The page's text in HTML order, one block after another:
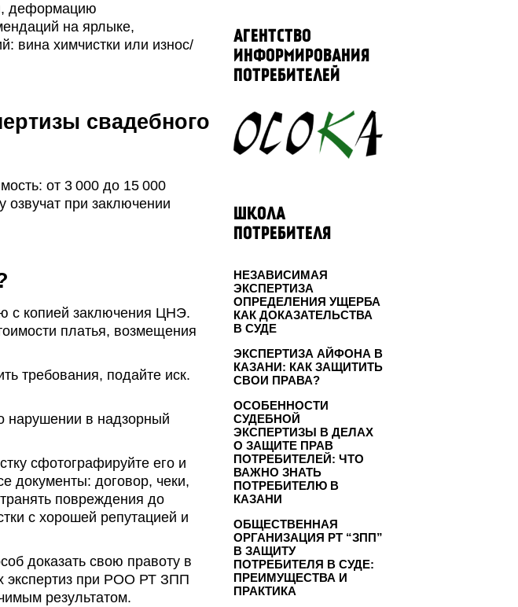
деформацию
на ярлыке,
вина химчистки или износ/
свадебного
от 3 000 до 15 000
озвучат при заключении
с копией заключения ЦНЭ.
платья, возмещения
требования, подайте иск.
нарушении в надзорный
сфотографируйте его и
документы: договор, чеки,
повреждения до
с хорошей репутацией и
доказать свою правоту в
экспертиз при РОО РТ ЗПП
результатом.
АГЕНТСТВО
ИНФОРМИРОВАНИЯ
ПОТРЕБИТЕЛЕЙ
ШКОЛА
ПОТРЕБИТЕЛЯ
НЕЗАВИСИМАЯ
ЭКСПЕРТИЗА
ОПРЕДЕЛЕНИЯ УЩЕРБА
КАК ДОКАЗАТЕЛЬСТВА
В СУДЕ
ЭКСПЕРТИЗА АЙФОНА В
КАЗАНИ: КАК ЗАЩИТИТЬ
СВОИ ПРАВА?
ОСОБЕННОСТИ
СУДЕБНОЙ
ЭКСПЕРТИЗЫ В ДЕЛАХ
О ЗАЩИТЕ ПРАВ
ПОТРЕБИТЕЛЕЙ: ЧТО
ВАЖНО ЗНАТЬ
ПОТРЕБИТЕЛЮ В
КАЗАНИ
ОБЩЕСТВЕННАЯ
ОРГАНИЗАЦИЯ РТ “ЗПП”
В ЗАЩИТУ
ПОТРЕБИТЕЛЯ В СУДЕ:
ПРЕИМУЩЕСТВА И
ПРАКТИКА